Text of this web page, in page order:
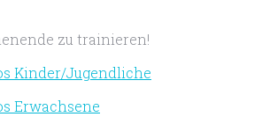
zu trainieren!
Kinder/Jugendliche
Erwachsene